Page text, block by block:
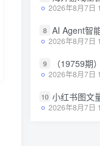
2026年8月7日
8 AI Agent智能体全阶实战
2026年8月7日
9 （19759期） AI+短视频｜
2026年8月7日
10 小红书图文量化获客实战
2026年8月7日
2026年8月7日
8 AI Agent智能体全阶实战
2026年8月7日
9 （19759期） AI+短视频｜
2026年8月7日
10 小红书图文量化获客实战
2026年8月7日